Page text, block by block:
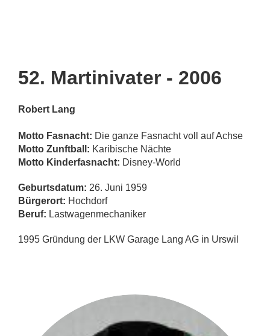
52. Martinivater - 2006
Robert Lang
Motto Fasnacht: Die ganze Fasnacht voll auf Achse
Motto Zunftball: Karibische Nächte
Motto Kinderfasnacht: Disney-World
Geburtsdatum: 26. Juni 1959
Bürgerort: Hochdorf
Beruf: Lastwagenmechaniker
1995 Gründung der LKW Garage Lang AG in Urswil